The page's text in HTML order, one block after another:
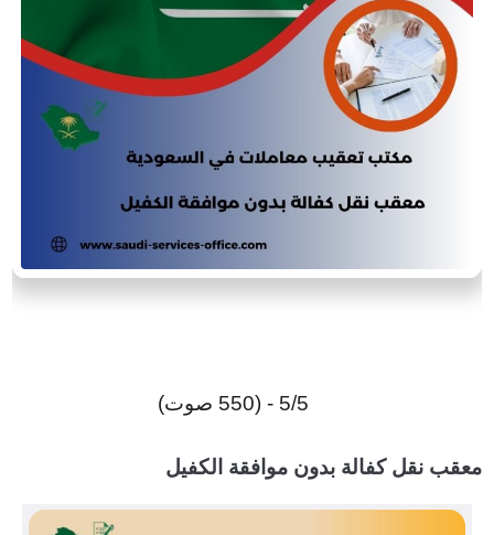
5/5 - (550 صوت)
معقب نقل كفالة بدون موافقة الكفيل